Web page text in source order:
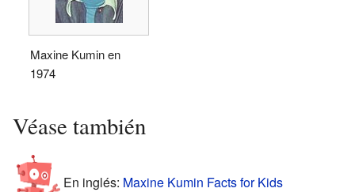
Maxine Kumin en
1974
Véase también
En inglés: Maxine Kumin Facts for Kids